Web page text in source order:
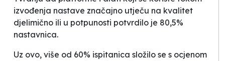
izvođenja nastave značajno utječu na kvalitet
djelimično ili u potpunosti potvrdilo je 80,5%
nastavnica.
Uz ovo, više od 60% ispitanica složilo se s ocjenom